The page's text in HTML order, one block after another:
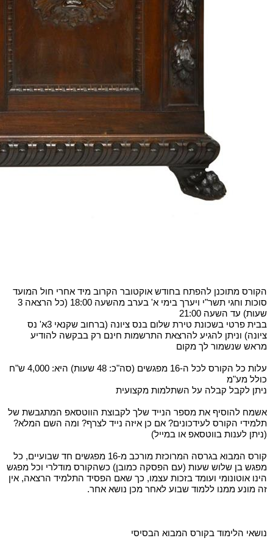
הקורס מתוכנן להפתח בחודש אוקטובר הקרוב מיד אחרי חול המועד
סוכות וחגי תשר"י ויערך בימי א' בערב מהשעה 18:00 (כל הרצאה 3
שעות) עד השעה 21:00
בבית פרטי בשכונת טירת שלום בנס ציונה (ברחוב שקנאי 3א' נס
ציונה) וניתן להגיע להרצאת התרשמות חינם רק בבקשה להודיע
מראש שנשמור לך מקום
עלות כל הקורס לכל ה-16 מפגשים (סה"כ: 48 שעות) היא: 4,000 ש"ח
כולל מע"מ
ניתן לקבל קבלה על השתלמות מקצועית
אשמח להוסיף את מספר הנייד שלך לקבוצת הווטסאפ המתגבשת של
תלמידי הקורס לעידכונים? אם כן איזה נייד לצרף? ומה השם המלא?
(ניתן לענות בווטסאפ או במייל)
קורס המבוא בגרסה המרוכזת מורכב מ-16 מפגשים חד שבועיים, כל
מפגש בן שלוש שעות (עם הפסקה כמובן) כשהקורס מודלרי וכל מפגש
הינו אוטונומי ועומד בזכות עצמו, כך שאם הפסיד התלמיד הרצאה, אין
זה מונע ממנו ללמוד שבוע לאחר מכן נושא אחר.
נושאי הלימוד בקורס המבוא הבסיסי